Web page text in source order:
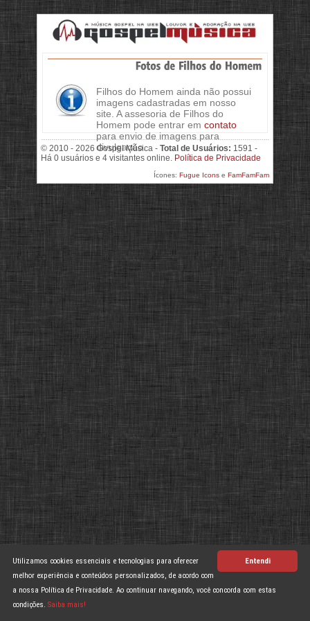
Filhos do Homem ainda não possui
imagens cadastradas em nosso
site. A assesoria de Filhos do
Homem pode entrar em contato
para envio de imagens para
divulgação.
© 2010 - 2026 Gospel Música - Total de Usuários: 1591 -
Há 0 usuários e 4 visitantes online. Política de Privacidade
Ícones: Fugue Icons e FamFamFam
>
Entendi
Utilizamos cookies essenciais e tecnologias para oferecer
melhor experiência e conteúdos personalizados, de acordo com
a nossa Política de Privacidade. Ao continuar navegando, você concorda com estas
condições. Saiba mais!